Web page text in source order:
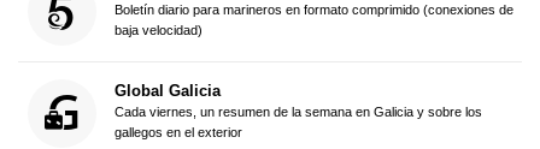
Boletín diario para marineros en formato comprimido (conexiones de
baja velocidad)
Global Galicia
Cada viernes, un resumen de la semana en Galicia y sobre los
gallegos en el exterior